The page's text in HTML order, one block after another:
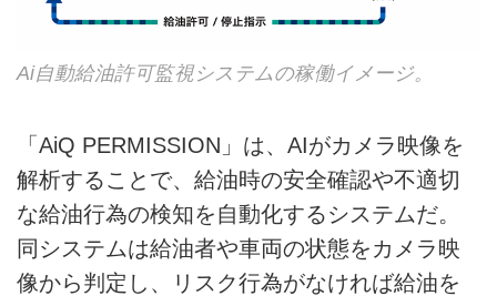
Ai自動給油許可監視システムの稼働イメージ。
「AiQ PERMISSION」は、AIがカメラ映像を
解析することで、給油時の安全確認や不適切
な給油行為の検知を自動化するシステムだ。
同システムは給油者や車両の状態をカメラ映
像から判定し、リスク行為がなければ給油を